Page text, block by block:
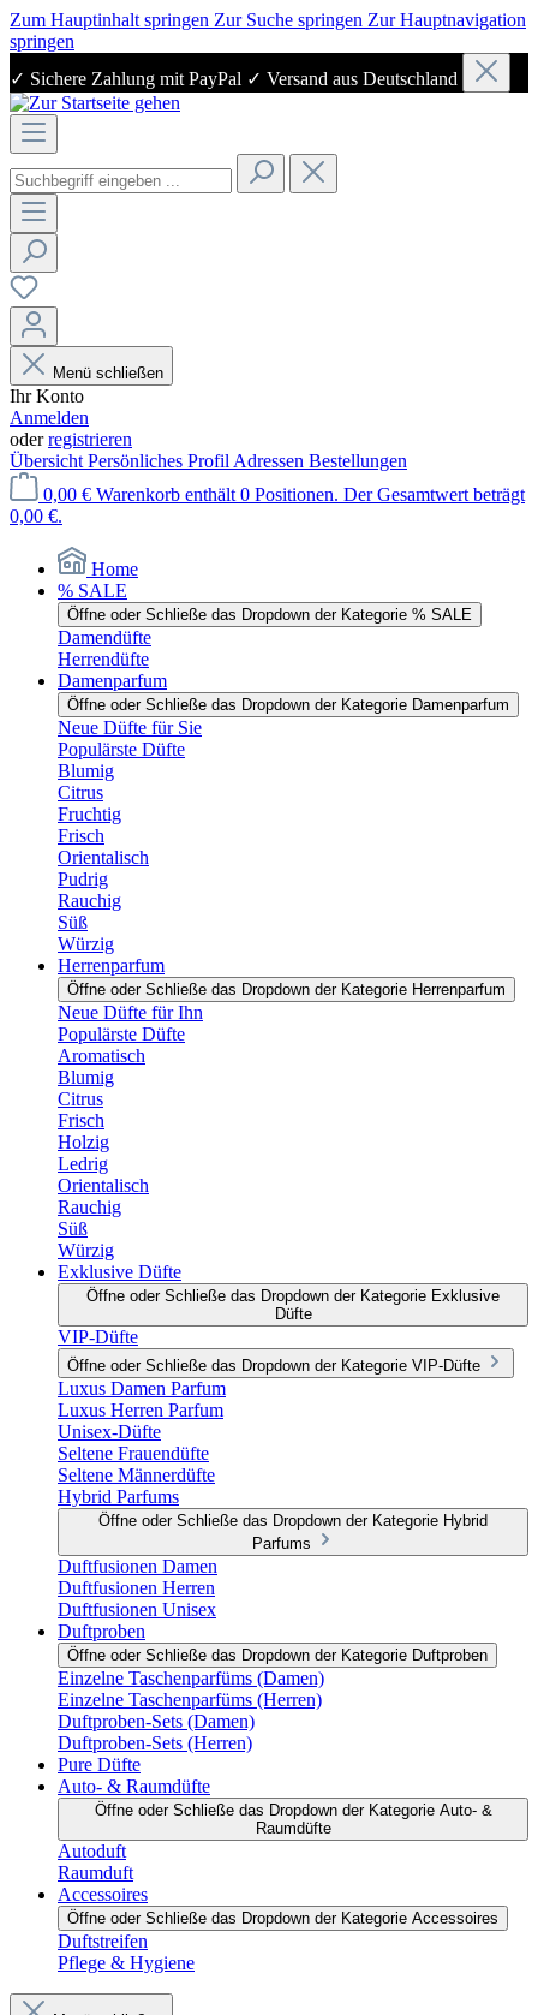
Zum Hauptinhalt springen Zur Suche springen Zur Hauptnavigation
springen
✓ Sichere Zahlung mit PayPal ✓ Versand aus Deutschland
Menü schließen
Ihr Konto
Anmelden
oderregistrieren
Übersicht Persönliches Profil Adressen Bestellungen
0,00 € Warenkorb enthält 0 Positionen. Der Gesamtwert beträgt
0,00 €.
Home
% SALE
Öffne oder Schließe das Dropdown der Kategorie % SALE
Damendüfte
Herrendüfte
Damenparfum
Öffne oder Schließe das Dropdown der Kategorie Damenparfum
Neue Düfte für Sie
Populärste Düfte
Blumig
Citrus
Fruchtig
Frisch
Orientalisch
Pudrig
Rauchig
Süß
Würzig
Herrenparfum
Öffne oder Schließe das Dropdown der Kategorie Herrenparfum
Neue Düfte für Ihn
Populärste Düfte
Aromatisch
Blumig
Citrus
Frisch
Holzig
Ledrig
Orientalisch
Rauchig
Süß
Würzig
Exklusive Düfte
Öffne oder Schließe das Dropdown der Kategorie Exklusive
Düfte
VIP-Düfte
Öffne oder Schließe das Dropdown der Kategorie VIP-Düfte
Luxus Damen Parfum
Luxus Herren Parfum
Unisex-Düfte
Seltene Frauendüfte
Seltene Männerdüfte
Hybrid Parfums
Öffne oder Schließe das Dropdown der Kategorie Hybrid
Parfums
Duftfusionen Damen
Duftfusionen Herren
Duftfusionen Unisex
Duftproben
Öffne oder Schließe das Dropdown der Kategorie Duftproben
Einzelne Taschenparfüms (Damen)
Einzelne Taschenparfüms (Herren)
Duftproben-Sets (Damen)
Duftproben-Sets (Herren)
Pure Düfte
Auto- & Raumdüfte
Öffne oder Schließe das Dropdown der Kategorie Auto- &
Raumdüfte
Autoduft
Raumduft
Accessoires
Öffne oder Schließe das Dropdown der Kategorie Accessoires
Duftstreifen
Pflege & Hygiene